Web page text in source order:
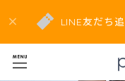
LINE友だち